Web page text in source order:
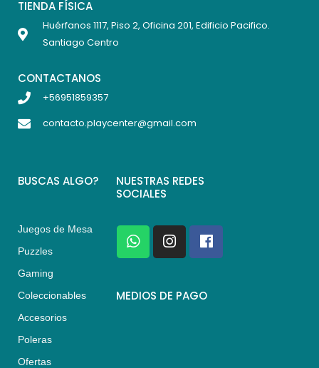
TIENDA FÍSICA
Huérfanos 1117, Piso 2, Oficina 201, Edificio Pacifico.
Santiago Centro
CONTACTANOS
+56951859357
contacto.playcenter@gmail.com
BUSCAS ALGO?
Juegos de Mesa
Puzzles
Gaming
Coleccionables
Accesorios
Poleras
Ofertas
NUESTRAS REDES
SOCIALES
W
h
a
s
I
n
s
a
F
a
c
b
MEDIOS DE PAGO